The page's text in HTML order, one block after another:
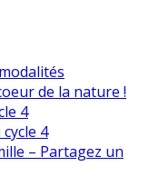
de la nature !
4
4
– Partagez un